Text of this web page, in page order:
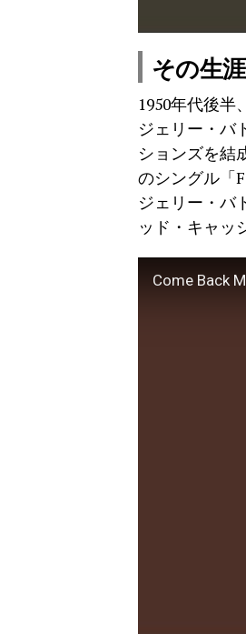
その生涯
1950年代後半
ジェリー・バ
ションズを結
のシングル「
ジェリー・バ
ッド・キャッ
Come Back